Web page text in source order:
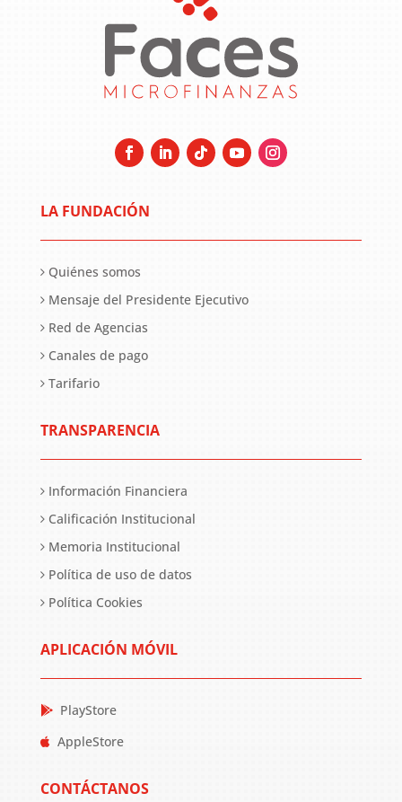
LA FUNDACIÓN
Quiénes somos
Mensaje del Presidente Ejecutivo
Red de Agencias
Canales de pago
Tarifario
TRANSPARENCIA
Información Financiera
Calificación Institucional
Memoria Institucional
Política de uso de datos
Política Cookies
APLICACIÓN MÓVIL
PlayStore
AppleStore
CONTÁCTANOS